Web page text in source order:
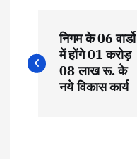
o
निगम के 06 वार्डो
में होंगे 01 करोड़
08 लाख रू. के
नये विकास कार्य